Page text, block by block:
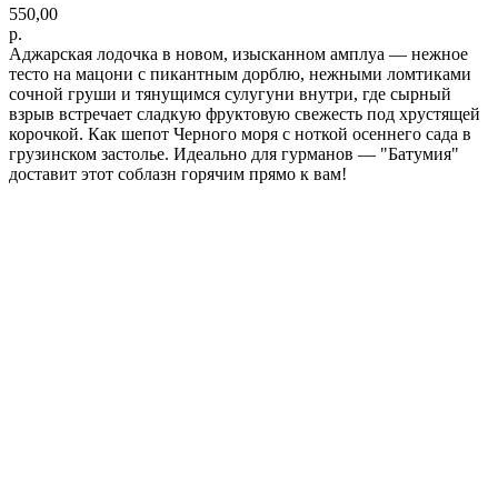
550,00
р.
Аджарская лодочка в новом, изысканном амплуа — нежное
тесто на мацони с пикантным дорблю, нежными ломтиками
сочной груши и тянущимся сулугуни внутри, где сырный
взрыв встречает сладкую фруктовую свежесть под хрустящей
корочкой. Как шепот Черного моря с ноткой осеннего сада в
грузинском застолье. Идеально для гурманов — "Батумия"
доставит этот соблазн горячим прямо к вам!